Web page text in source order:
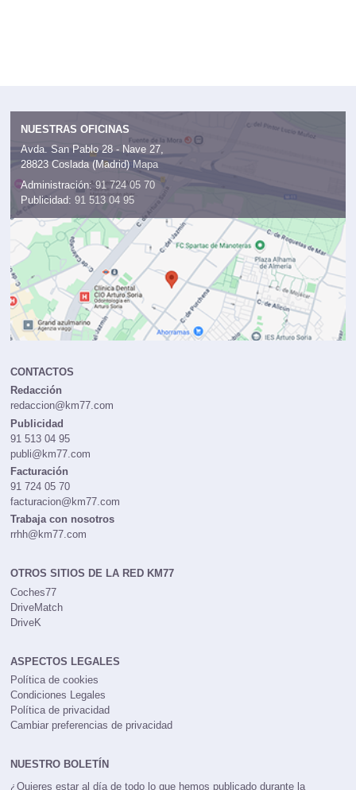
NUESTRAS OFICINAS
Avda. San Pablo 28 - Nave 27,
28823 Coslada (Madrid) Mapa
Administración: 91 724 05 70
Publicidad: 91 513 04 95
CONTACTOS
Redacción
redaccion@km77.com
Publicidad
91 513 04 95
publi@km77.com
Facturación
91 724 05 70
facturacion@km77.com
Trabaja con nosotros
rrhh@km77.com
OTROS SITIOS DE LA RED KM77
Coches77
DriveMatch
DriveK
ASPECTOS LEGALES
Política de cookies
Condiciones Legales
Política de privacidad
Cambiar preferencias de privacidad
NUESTRO BOLETÍN
¿Quieres estar al día de todo lo que hemos publicado durante la